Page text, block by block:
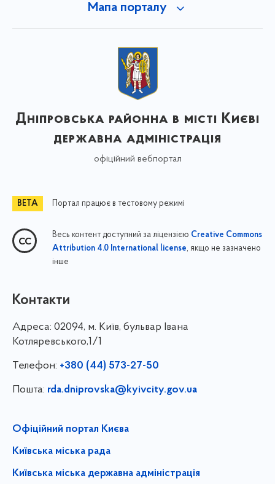
Мапа порталу
Дніпровська районна в місті Києві
державна адміністрація
офіційний вебпортал
Портал працює в тестовому режимі
Весь контент доступний за ліцензією Creative Commons
Attribution 4.0 International license, якщо не зазначено
інше
Контакти
Адреса: 02094, м. Київ, бульвар Івана
Котляревського,1/1
Телефон: +380 (44) 573-27-50
Пошта: rda.dniprovska@kyivcity.gov.ua
Офіційний портал Києва
Київська міська рада
Київська міська державна адміністрація